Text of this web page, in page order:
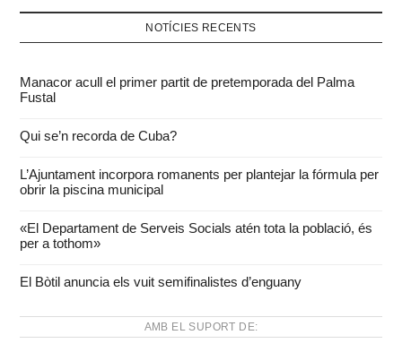
NOTÍCIES RECENTS
Manacor acull el primer partit de pretemporada del Palma
Fustal
Qui se’n recorda de Cuba?
L’Ajuntament incorpora romanents per plantejar la fórmula per
obrir la piscina municipal
«El Departament de Serveis Socials atén tota la població, és
per a tothom»
El Bòtil anuncia els vuit semifinalistes d’enguany
AMB EL SUPORT DE: